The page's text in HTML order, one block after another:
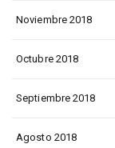
Noviembre 2018
Octubre 2018
Septiembre 2018
Agosto 2018